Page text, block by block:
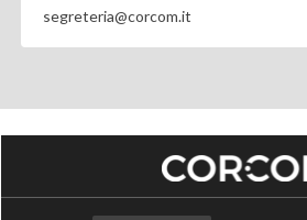
segreteria@corcom.it